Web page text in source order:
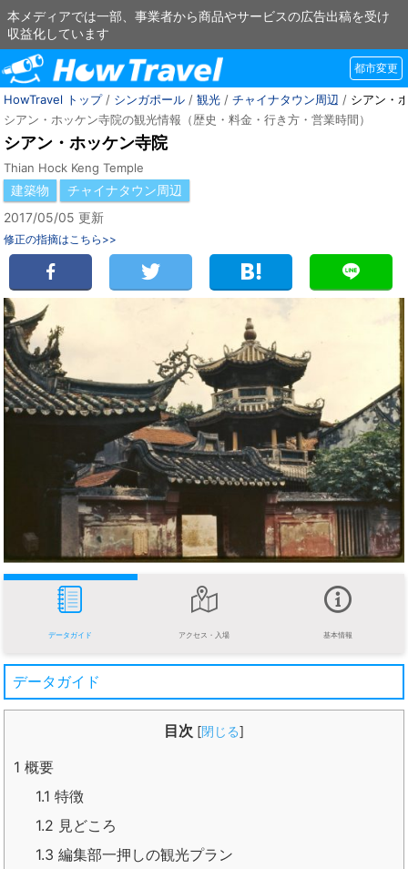
本メディアでは一部、事業者から商品やサービスの広告出稿を受け
収益化しています
都市変更
HowTravel トップ/ シンガポール / 観光 / チャイナタウン周辺 / シアン・
シアン・ホッケン寺院の観光情報（歴史・料金・行き方・営業時間）
シアン・ホッケン寺院
Thian Hock Keng Temple
建築物
チャイナタウン周辺
2017/05/05 更新
修正の指摘はこちら>>
データガイド アクセス・入場 基本情報
データガイド
目次 [閉じる]
1 概要
1.1 特徴
1.2 見どころ
1.3 編集部一押しの観光プラン